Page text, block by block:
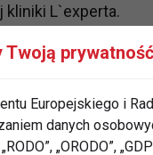
kliniki L`experta.
przez
przekonanie, że
przez wiele
Twoją
Europejskiego i
danych
„ORODO”,